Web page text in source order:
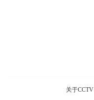
关于CCTV